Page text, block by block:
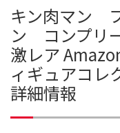
キン肉マン
ン コンプリ
激レア
ィギュアコレ
詳細情報